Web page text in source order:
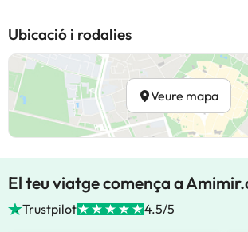
Ubicació i rodalies
Veure mapa
El teu viatge comença a
Trustpilot 4.5/5